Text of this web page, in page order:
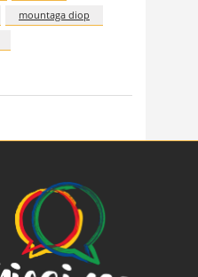
mountaga diop